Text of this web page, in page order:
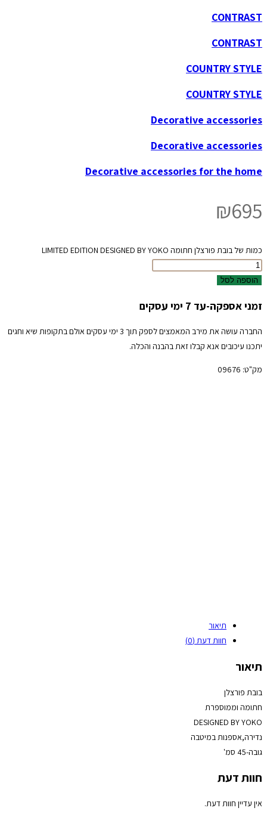
CONTRAST
CONTRAST
COUNTRY STYLE
COUNTRY STYLE
Decorative accessories
Decorative accessories
Decorative accessories for the home
₪695
כמות של בובת פורצלן חתומה LIMITED EDITION DESIGNED BY YOKO
הוספה לסל
זמני אספקה-עד 7 ימי עסקים
החברה עושה את מירב המאמצים לספק תוך 3 ימי עסקים אולם בתקופות שיא וחגים
יתכנו עיכובים אנא קבלו זאת בהבנה והכלה.
מק"ט: 09676
תיאור
חוות דעת (0)
תיאור
בובת פורצלן
חתומה וממוספרת
DESIGNED BY YOKO
נדירה,אספנות במיטבה
גובה-45 סמ'
חוות דעת
אין עדיין חוות דעת.